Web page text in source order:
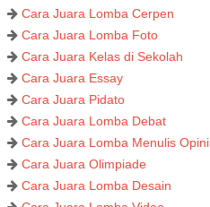
Cara Juara Lomba Cerpen
Cara Juara Lomba Foto
Cara Juara Kelas di Sekolah
Cara Juara Essay
Cara Juara Pidato
Cara Juara Lomba Debat
Cara Juara Lomba Menulis Opini
Cara Juara Olimpiade
Cara Juara Lomba Desain